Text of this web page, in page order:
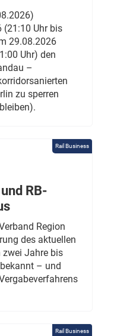
(21:10 Uhr bis
29.08.2026
Uhr) den
–
zu sperren
Rail Business
RB-
Region
des aktuellen
zwei Jahre bis
– und
Rail Business